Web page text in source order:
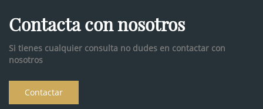
Contacta con nosotros
Si tienes cualquier consulta no dudes en contactar con
nosotros
Contactar